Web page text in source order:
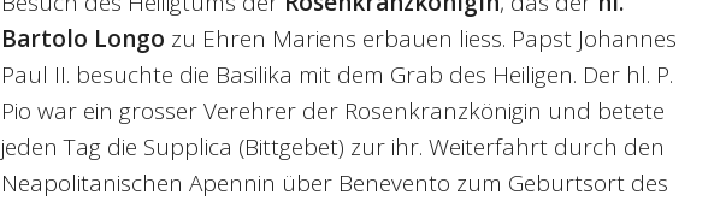
Bartolo Longo zu Ehren Mariens erbauen liess. Papst Johannes
Paul II. besuchte die Basilika mit dem Grab des Heiligen. Der hl. P.
Pio war ein grosser Verehrer der Rosenkranzkönigin und betete
jeden Tag die Supplica (Bittgebet) zur ihr. Weiterfahrt durch den
Neapolitanischen Apennin über Benevento zum Geburtsort des